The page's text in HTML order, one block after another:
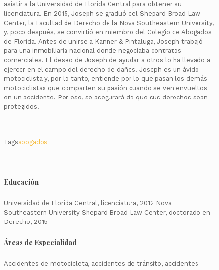
asistir a la Universidad de Florida Central para obtener su
licenciatura. En 2015, Joseph se graduó del Shepard Broad Law
Center, la Facultad de Derecho de la Nova Southeastern University,
y, poco después, se convirtió en miembro del Colegio de Abogados
de Florida. Antes de unirse a Kanner & Pintaluga, Joseph trabajó
para una inmobiliaria nacional donde negociaba contratos
comerciales. El deseo de Joseph de ayudar a otros lo ha llevado a
ejercer en el campo del derecho de daños. Joseph es un ávido
motociclista y, por lo tanto, entiende por lo que pasan los demás
motociclistas que comparten su pasión cuando se ven envueltos
en un accidente. Por eso, se asegurará de que sus derechos sean
protegidos.
Tagsabogados
Educación
Universidad de Florida Central, licenciatura, 2012 Nova
Southeastern University Shepard Broad Law Center, doctorado en
Derecho, 2015
Áreas de Especialidad
Accidentes de motocicleta, accidentes de tránsito, accidentes